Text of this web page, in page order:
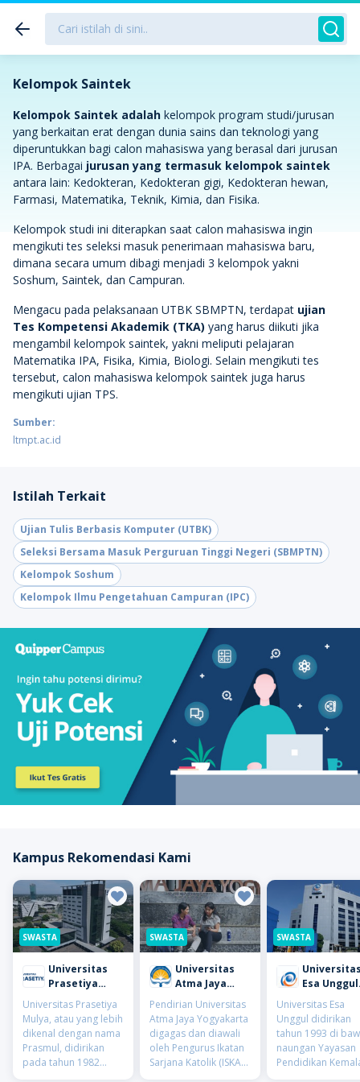
Kelompok Saintek
Kelompok Saintek adalah kelompok program studi/jurusan
yang berkaitan erat dengan dunia sains dan teknologi yang
diperuntukkan bagi calon mahasiswa yang berasal dari jurusan
IPA. Berbagai jurusan yang termasuk kelompok saintek
antara lain: Kedokteran, Kedokteran gigi, Kedokteran hewan,
Farmasi, Matematika, Teknik, Kimia, dan Fisika.
Kelompok studi ini diterapkan saat calon mahasiswa ingin
mengikuti tes seleksi masuk penerimaan mahasiswa baru,
dimana secara umum dibagi menjadi 3 kelompok yakni
Soshum, Saintek, dan Campuran.
Mengacu pada pelaksanaan UTBK SBMPTN, terdapat ujian
Tes Kompetensi Akademik (TKA) yang harus diikuti jika
mengambil kelompok saintek, yakni meliputi pelajaran
Matematika IPA, Fisika, Kimia, Biologi. Selain mengikuti tes
tersebut, calon mahasiswa kelompok saintek juga harus
mengikuti ujian TPS.
Sumber:
ltmpt.ac.id
Istilah Terkait
Ujian Tulis Berbasis Komputer (UTBK)
Seleksi Bersama Masuk Perguruan Tinggi Negeri (SBMPTN)
Kelompok Soshum
Kelompok Ilmu Pengetahuan Campuran (IPC)
Kampus Rekomendasi Kami
SWASTA
Universitas
Prasetiya
Mulya
Universitas Prasetiya
Mulya, atau yang lebih
dikenal dengan nama
Prasmul, didirikan
pada tahun 1982
SWASTA
Universitas
Atma Jaya
Yogyakarta
(UAJY)
Pendirian Universitas
Atma Jaya Yogyakarta
digagas dan diawali
oleh Pengurus Ikatan
Sarjana Katolik (ISKAT)
SWASTA
Esa Unggul
(UEU)
Universitas Esa
Unggul didirikan
tahun 1993 di
naungan Yayasan
Pendidikan